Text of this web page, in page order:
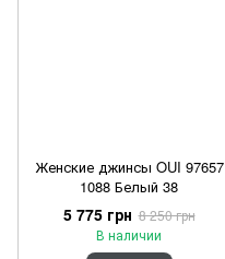
Женские джинсы OUI 97657
1088 Белый 38
5 775 грн 8 250 грн
В наличии